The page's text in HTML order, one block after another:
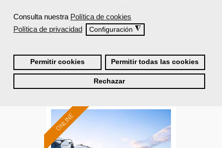
Consulta nuestra Política de cookies
Política de privacidad
Configuración ◮
Permitir cookies Permitir todas las cookies
Rechazar
55 horas
Online (toda España)
Ver curso
0 50
ONLINE
Formación 100%
subvencionada.